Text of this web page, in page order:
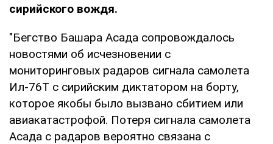
сирийского вождя.
"Бегство Башара Асада сопровождалось
новостями об исчезновении с
мониторинговых радаров сигнала самолета
Ил-76Т с сирийским диктатором на борту,
которое якобы было вызвано сбитием или
авиакатастрофой. Потеря сигнала самолета
Асада с радаров вероятно связана с